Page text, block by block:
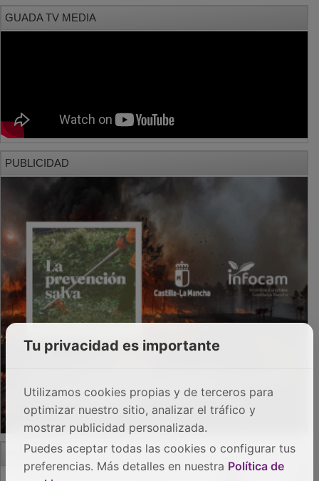
GUADA TV MEDIA
PUBLICIDAD
PUBLICIDAD
Tu privacidad es importante
Utilizamos cookies propias y de terceros para
optimizar nuestro sitio, analizar el tráfico y
mostrar publicidad personalizada.
Puedes aceptar todas las cookies o configurar tus
preferencias. Más detalles en nuestra Política de